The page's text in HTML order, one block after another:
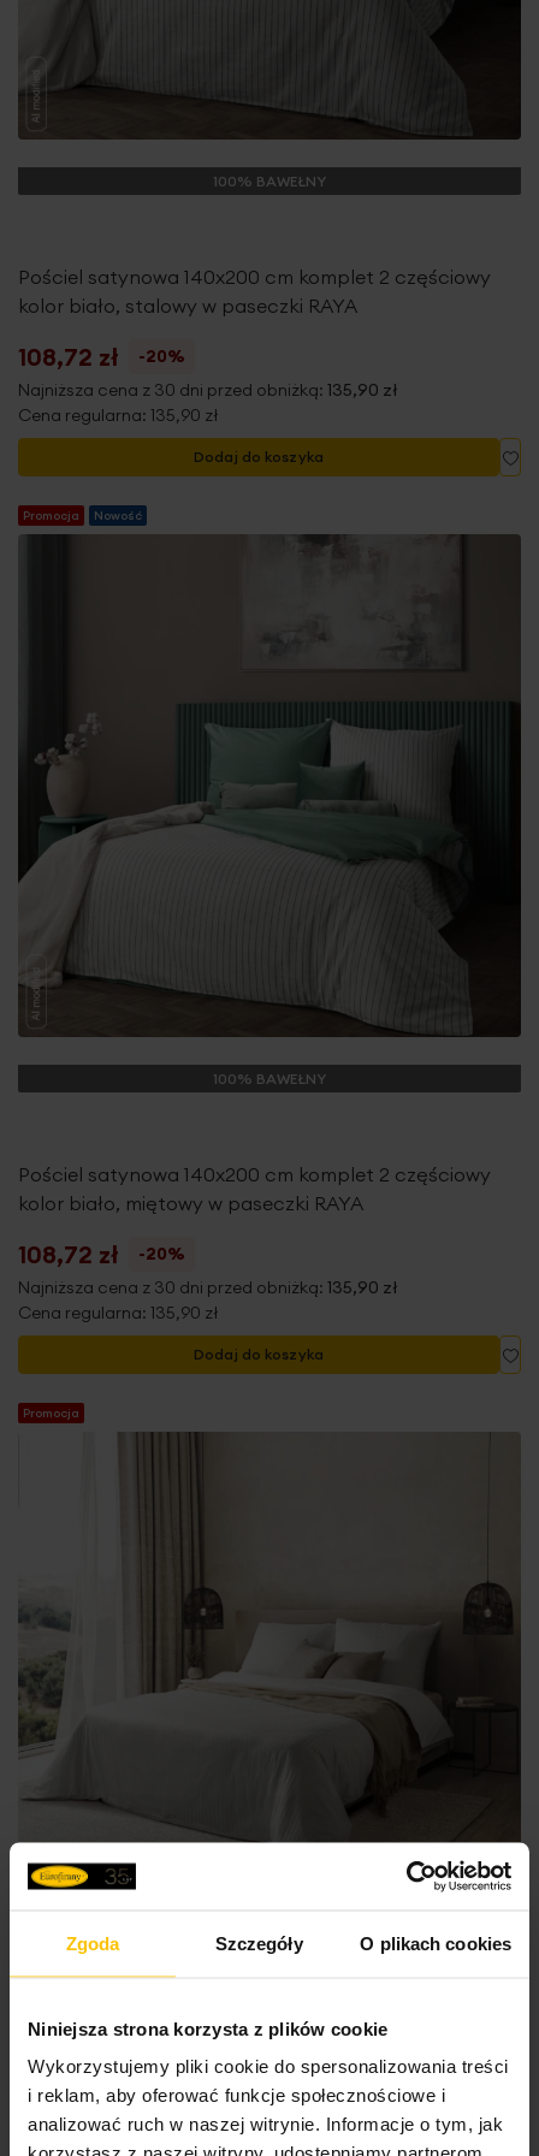
Zgoda Szczegóły O plikach cookies
Niniejsza strona korzysta z plików cookie
Wykorzystujemy pliki cookie do spersonalizowania treści
i reklam, aby oferować funkcje społecznościowe i
analizować ruch w naszej witrynie. Informacje o tym, jak
100% BAWEŁNY
Pościel satynowa 140x200 cm komplet 2 częściowy
kolor biało, stalowy w paseczki RAYA
108,72 zł
-20%
Najniższa cena z 30 dni przed obniżką: 135,90 zł
Cena regularna: 135,90 zł
Dodaj do koszyka
Promocja Nowość
100% BAWEŁNY
Pościel satynowa 140x200 cm komplet 2 częściowy
kolor biało, miętowy w paseczki RAYA
108,72 zł
-20%
Najniższa cena z 30 dni przed obniżką: 135,90 zł
Cena regularna: 135,90 zł
Dodaj do koszyka
Promocja
Pościel satynowa 140x200 cm komplet 2 częściowy
kolor biały w drobne prążki VERA
-20%